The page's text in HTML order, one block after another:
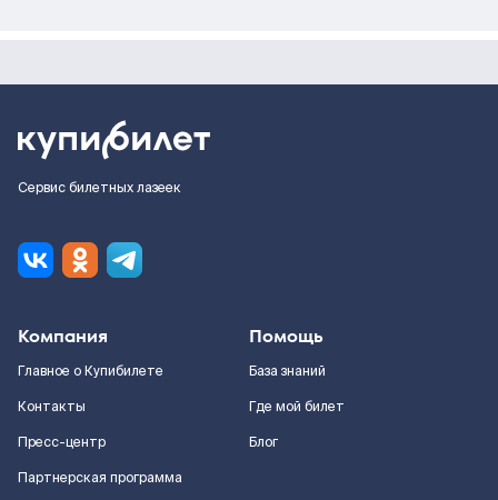
Сервис билетных лазеек
Компания
Главное о Купибилете
Контакты
Пресс-центр
Партнерская программа
Помощь
База знаний
Где мой билет
Блог